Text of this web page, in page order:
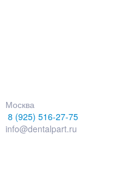
Москва
8 (925) 516-27-75
info@dentalpart.ru